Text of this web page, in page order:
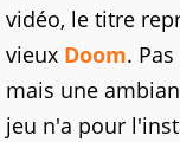
vidéo, le titre
vieux Doom.
mais une
jeu n'a pour